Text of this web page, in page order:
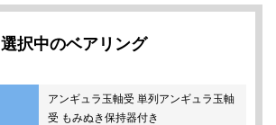
選択中のベアリング
アンギュラ玉軸受 単列アンギュラ玉軸
受 もみぬき保持器付き